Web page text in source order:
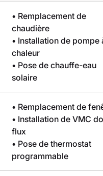
• Remplacement de
chaudière
• Installation de pompe
chaleur
• Pose de chauffe-eau
solaire
• Remplacement de
• Installation de VMC
flux
• Pose de thermostat
programmable